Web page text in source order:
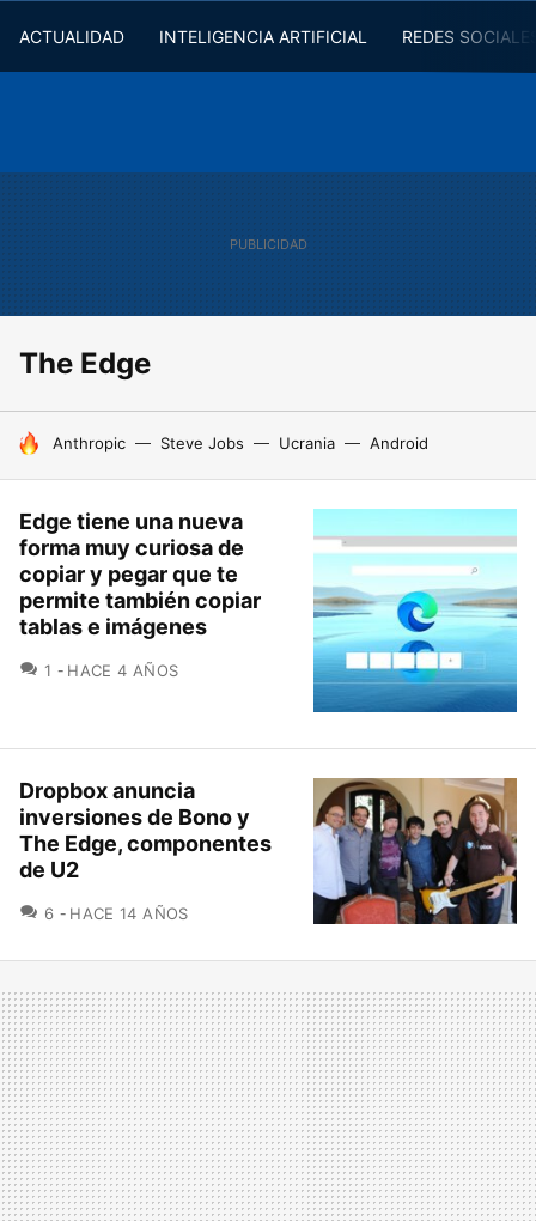
ACTUALIDAD INTELIGENCIA ARTIFICIAL REDES
The Edge
HOY SE HABLA DE
Anthropic Steve Jobs Ucrania Android
Edge tiene una nueva
forma muy curiosa de
copiar y pegar que te
permite también copiar
tablas e imágenes
1 COMENTARIOS
HACE 4 AÑOS
Dropbox anuncia
inversiones de Bono y
The Edge, componentes
de U2
6 COMENTARIOS
HACE 14 AÑOS